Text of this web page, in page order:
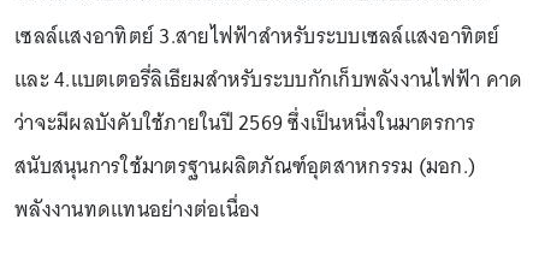
เซลล์แสงอาทิตย์ 3.สายไฟฟ้าสำหรับระบบเซลล์แสงอาทิตย์
และ 4.แบตเตอรี่ลิเธียมสำหรับระบบกักเก็บพลังงานไฟฟ้า คาด
ว่าจะมีผลบังคับใช้ภายในปี 2569 ซึ่งเป็นหนึ่งในมาตรการ
สนับสนุนการใช้มาตรฐานผลิตภัณฑ์อุตสาหกรรม (มอก.)
พลังงานทดแทนอย่างต่อเนื่อง